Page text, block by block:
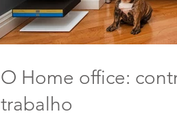
O Home office:
trabalho